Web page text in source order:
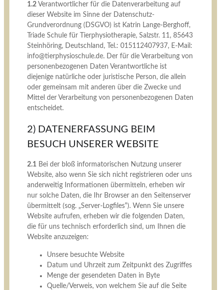
1.2Verantwortlicher für die Datenverarbeitung auf
dieser Website im Sinne der Datenschutz-
Grundverordnung (DSGVO) ist Katrin Lange-Berghoff,
Triade Schule für Tierphysiotherapie, Salzstr. 11, 85643
Steinhöring, Deutschland, Tel.: 015112407937, E-Mail:
info@tierphysioschule.de. Der für die Verarbeitung von
personenbezogenen Daten Verantwortliche ist
diejenige natürliche oder juristische Person, die allein
oder gemeinsam mit anderen über die Zwecke und
Mittel der Verarbeitung von personenbezogenen Daten
entscheidet.
2) DATENERFASSUNG BEIM
BESUCH UNSERER WEBSITE
2.1Bei der bloß informatorischen Nutzung unserer
Website, also wenn Sie sich nicht registrieren oder uns
anderweitig Informationen übermitteln, erheben wir
nur solche Daten, die Ihr Browser an den Seitenserver
übermittelt (sog. „Server-Logfiles“). Wenn Sie unsere
Website aufrufen, erheben wir die folgenden Daten,
die für uns technisch erforderlich sind, um Ihnen die
Website anzuzeigen:
Unsere besuchte Website
Datum und Uhrzeit zum Zeitpunkt des Zugriffes
Menge der gesendeten Daten in Byte
Quelle/Verweis, von welchem Sie auf die Seite